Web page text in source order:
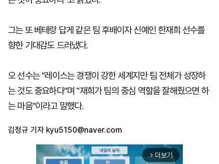
그는 또 베테랑 답게 같은 팀 후배이자 신예인 한재희 선수를
향한 기대감도 드러냈다.
오 선수는 "레이스는 경쟁이 강한 세계지만 팀 전체가 성장하
는 것도 중요하다"며 "재희가 팀의 중심 역할을 잘해줬으면 하
는 마음"이라고 말했다.
김정규 기자 kyu5150@naver.com
arrow_forward_ios 더보기